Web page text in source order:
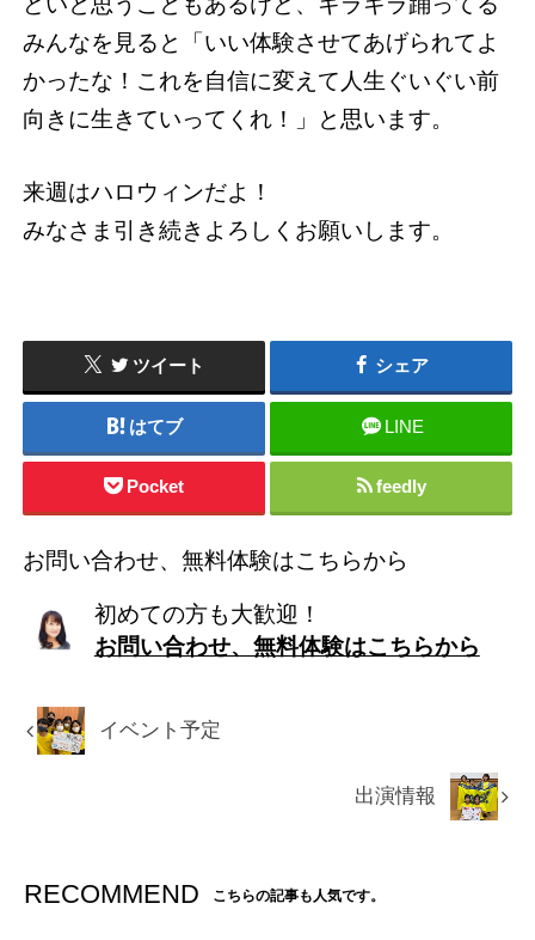
みんなを見ると「いい体験させてあげられてよ
かったな！これを自信に変えて人生ぐいぐい前
向きに生きていってくれ！」と思います。
来週はハロウィンだよ！
みなさま引き続きよろしくお願いします。
ツイート シェア
はてブ LINE
Pocket feedly
お問い合わせ、無料体験はこちらから
初めての方も大歓迎！
お問い合わせ、無料体験はこちらから
イベント予定
出演情報
RECOMMEND こちらの記事も人気です。